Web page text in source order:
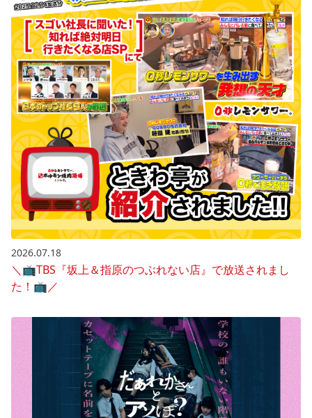
2026.07.18
＼📺️TBS『坂上＆指原のつぶれない店』で放送されまし
た！📺️／